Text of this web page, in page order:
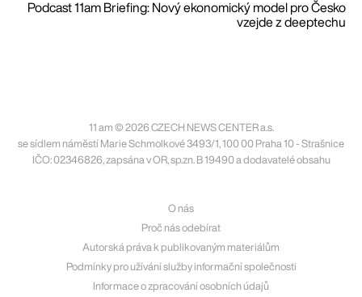
Podcast 11am Briefing: Nový ekonomický model pro Česko
vzejde z deeptechu
11 am © 2026 CZECH NEWS CENTER a.s.
se sídlem náměstí Marie Schmolkové 3493/1, 100 00 Praha 10 - Strašnice
IČO: 02346826, zapsána v OR, sp.zn. B 19490 a dodavatelé obsahu
O nás
Proč nás odebírat
Autorská práva k publikovaným materiálům
Podmínky pro užívání služby informační společnosti
Informace o zpracování osobních údajů